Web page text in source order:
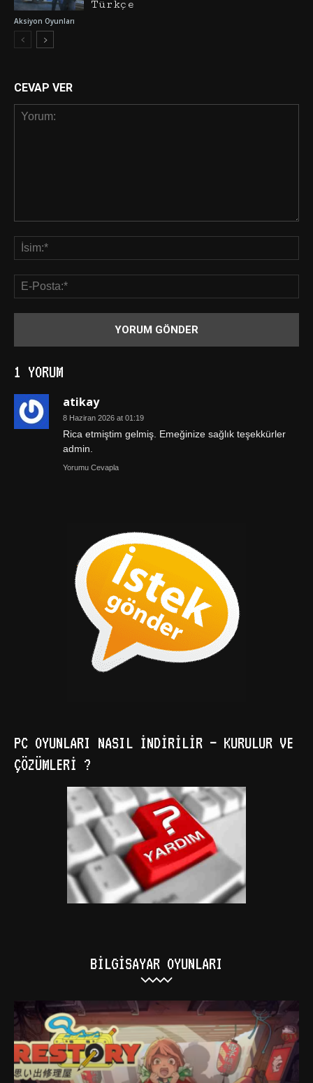
Aksiyon Oyunları
Türkçe
CEVAP VER
1 YORUM
atikay
8 Haziran 2026 at 01:19
Rica etmiştim gelmiş. Emeğinize sağlık teşekkürler
admin.
Yorumu Cevapla
PC OYUNLARI NASIL İNDIRILIR – KURULUR VE
ÇÖZÜMLERI ?
BILGISAYAR OYUNLARI